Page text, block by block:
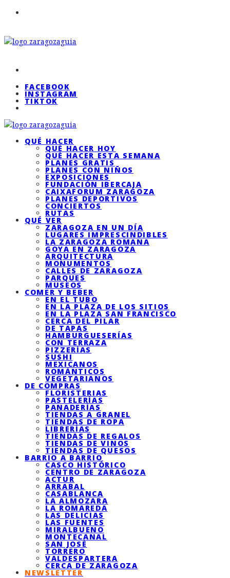
FACEBOOK
INSTAGRAM
TIKTOK
QUÉ HACER
QUÉ HACER HOY
QUÉ HACER ESTA SEMANA
PLANES GRATIS
PLANES CON NIÑOS
EXPOSICIONES
FUNDACIÓN IBERCAJA
CAIXAFORUM ZARAGOZA
PLANES DEPORTIVOS
CONCIERTOS
RUTAS
QUÉ VER
ZARAGOZA EN UN DÍA
LUGARES IMPRESCINDIBLES
LA ZARAGOZA ROMANA
GOYA EN ZARAGOZA
ARQUITECTURA
MONUMENTOS
CALLES DE ZARAGOZA
PARQUES
MUSEOS
COMER Y BEBER
EN EL TUBO
EN LA PLAZA DE LOS SITIOS
EN LA PLAZA SAN FRANCISCO
CERCA DEL PILAR
DE TAPAS
HAMBURGUESERÍAS
CON TERRAZA
PIZZERÍAS
SUSHI
MEXICANOS
ROMÁNTICOS
VEGETARIANOS
DE COMPRAS
FLORISTERIAS
PASTELERÍAS
PANADERÍAS
TIENDAS A GRANEL
TIENDAS DE ROPA
LIBRERÍAS
TIENDAS DE REGALOS
TIENDAS DE VINOS
TIENDAS DE QUESOS
BARRIO A BARRIO
CASCO HISTÓRICO
CENTRO DE ZARAGOZA
ACTUR
ARRABAL
CASABLANCA
LA ALMOZARA
LA ROMAREDA
LAS DELICIAS
LAS FUENTES
MIRALBUENO
MONTECANAL
SAN JOSÉ
TORRERO
VALDESPARTERA
CERCA DE ZARAGOZA
NEWSLETTER